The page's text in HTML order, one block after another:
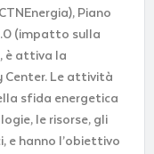
Piano
(impatto sulla
è attiva la
Center. Le attività
sfida energetica
le risorse, gli
e hanno l’obiettivo